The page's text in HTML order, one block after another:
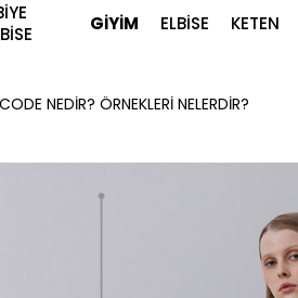
GİYİM ELBISE KETEN
NEDIR? ÖRNEKLERI NELERDIR?